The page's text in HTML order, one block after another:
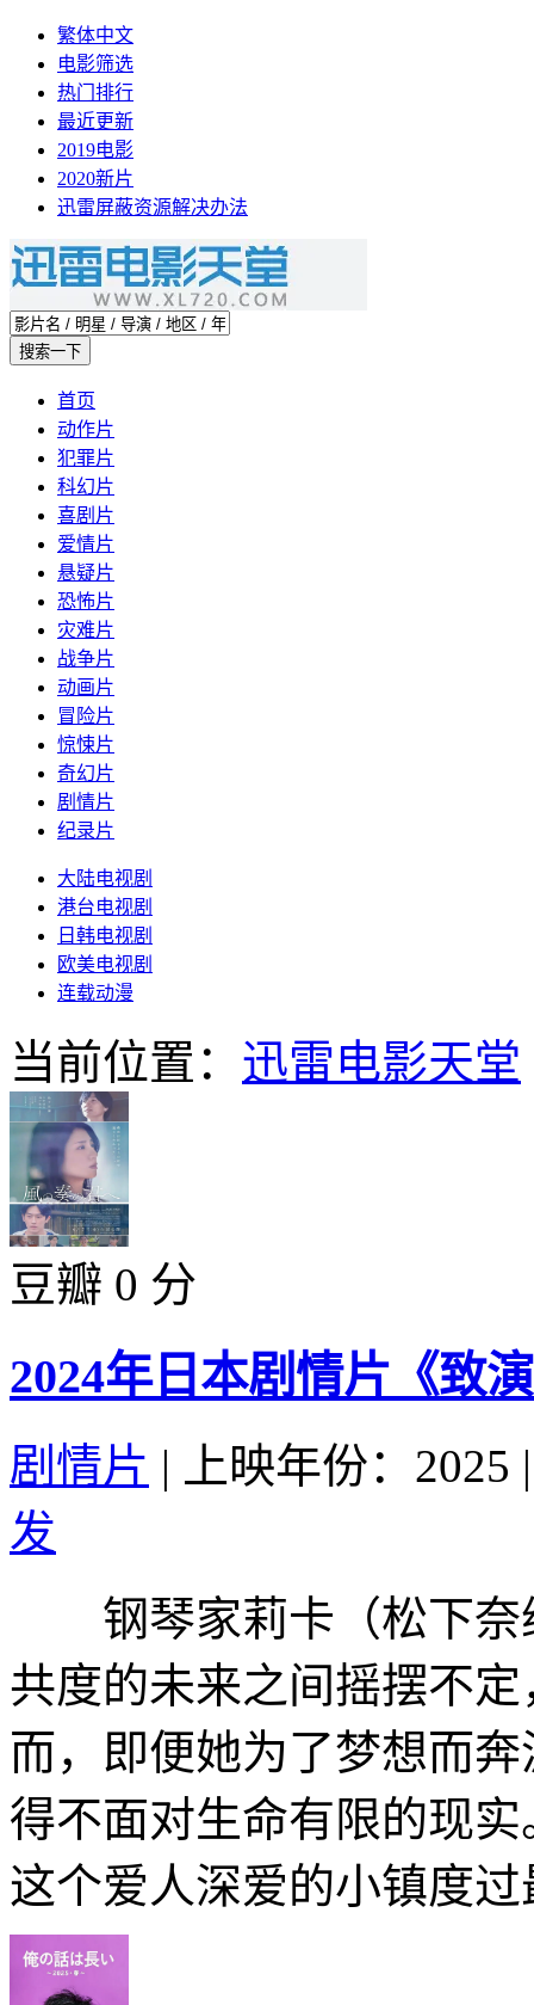
繁体中文
电影筛选
热门排行
最近更新
2019电影
2020新片
迅雷屏蔽资源解决办法
首页
动作片
犯罪片
科幻片
喜剧片
爱情片
悬疑片
恐怖片
灾难片
战争片
动画片
冒险片
惊悚片
奇幻片
剧情片
纪录片
大陆电视剧
港台电视剧
日韩电视剧
欧美电视剧
连载动漫
当前位置： 迅雷电影天堂
豆瓣 0 分
2024年日本剧情片《致
剧情片 | 上映年份：2025 |
发
钢琴家莉卡（松下奈
共度的未来之间摇摆不
而，即便她为了梦想而
得不面对生命有限的现
这个爱人深爱的小镇度